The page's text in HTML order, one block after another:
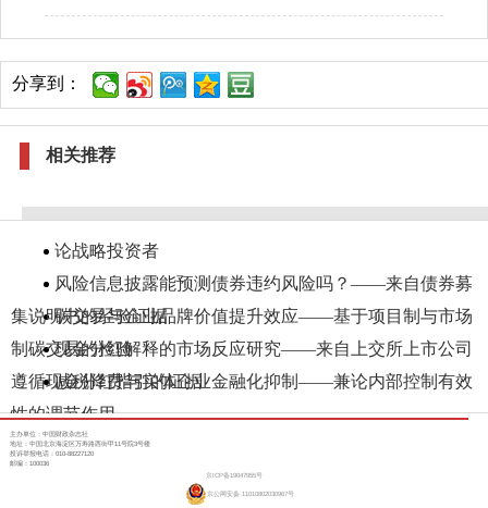
分享到：
相关推荐
论战略投资者
风险信息披露能预测债券违约风险吗？——来自债券募
集说明书的经验证据
碳交易与企业品牌价值提升效应——基于项目制与市场
制碳交易的检验
现金分红解释的市场反应研究——来自上交所上市公司
遵循现金分红指引的证据
减税降费与实体企业金融化抑制——兼论内部控制有效
性的调节作用
主办单位：中国财政杂志社
地址：中国北京海淀区万寿路西街甲11号院3号楼
投诉举报电话：010-88227120
邮编：100036
京ICP备19047955号
京公网安备 11010802030967号